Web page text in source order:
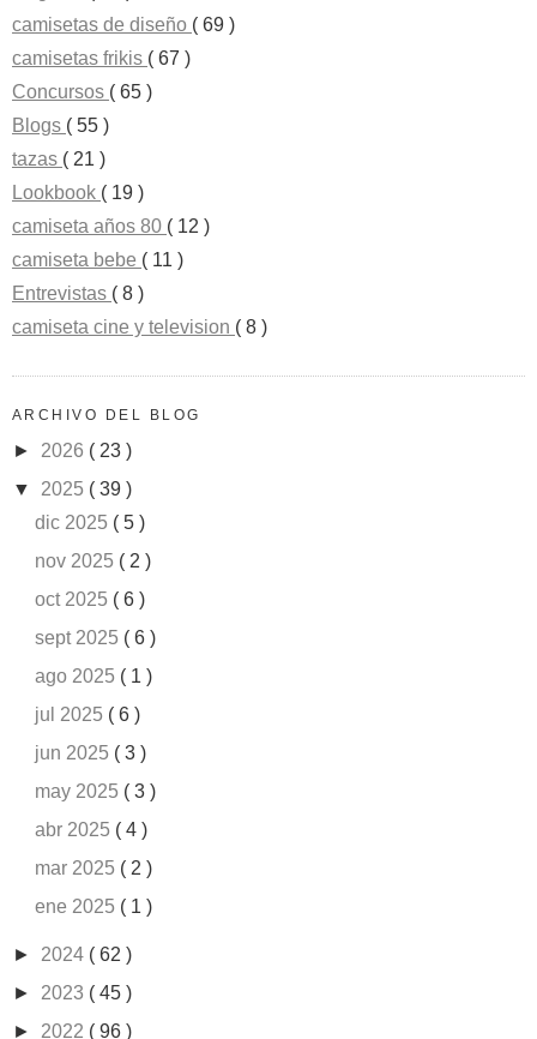
camisetas de diseño ( 69 )
camisetas frikis ( 67 )
Concursos ( 65 )
Blogs ( 55 )
tazas ( 21 )
Lookbook ( 19 )
camiseta años 80 ( 12 )
camiseta bebe ( 11 )
Entrevistas ( 8 )
camiseta cine y television ( 8 )
ARCHIVO DEL BLOG
► 2026 ( 23 )
▼ 2025 ( 39 )
dic 2025 ( 5 )
nov 2025 ( 2 )
oct 2025 ( 6 )
sept 2025 ( 6 )
ago 2025 ( 1 )
jul 2025 ( 6 )
jun 2025 ( 3 )
may 2025 ( 3 )
abr 2025 ( 4 )
mar 2025 ( 2 )
ene 2025 ( 1 )
► 2024 ( 62 )
► 2023 ( 45 )
► 2022 ( 96 )